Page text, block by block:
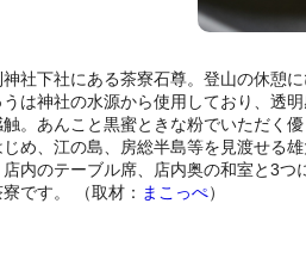
社下社にある茶寮石尊。登山の休憩に
は神社の水源から使用しており、透
。あんこと黒蜜ときな粉でいただく
め、江の島、房総半島等を見渡せる
内のテーブル席、店内奥の和室と3
です。 （取材： まこっぺ）